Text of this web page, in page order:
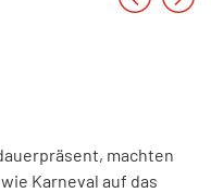
machten
Karneval auf das